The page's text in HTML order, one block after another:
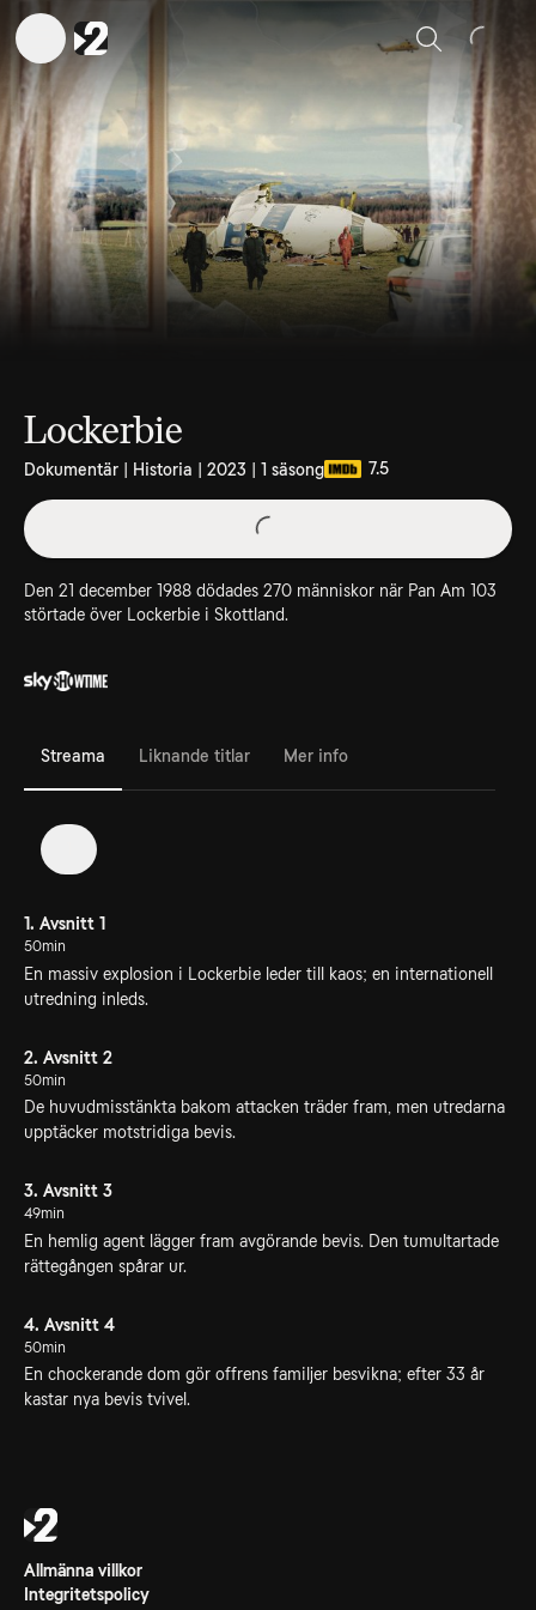
Sök
Lockerbie
Dokumentär | Historia | 2023 | 1 säsong 7.5
Den 21 december 1988 dödades 270 människor när Pan Am 103
störtade över Lockerbie i Skottland.
Streama Liknande titlar Mer info
1. Avsnitt 1
50min
En massiv explosion i Lockerbie leder till kaos; en internationell
utredning inleds.
2. Avsnitt 2
50min
De huvudmisstänkta bakom attacken träder fram, men utredarna
upptäcker motstridiga bevis.
3. Avsnitt 3
49min
En hemlig agent lägger fram avgörande bevis. Den tumultartade
rättegången spårar ur.
4. Avsnitt 4
50min
En chockerande dom gör offrens familjer besvikna; efter 33 år
kastar nya bevis tvivel.
Allmänna villkor
Integritetspolicy